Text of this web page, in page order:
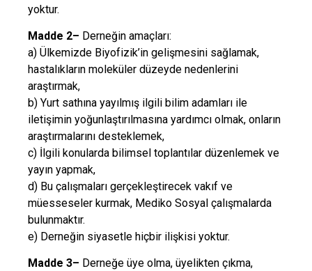
yoktur.
Madde 2– Derneğin amaçları:
a) Ülkemizde Biyofizik’in gelişmesini sağlamak,
hastalıkların moleküler düzeyde nedenlerini
araştırmak,
b) Yurt sathına yayılmış ilgili bilim adamları ile
iletişimin yoğunlaştırılmasına yardımcı olmak, onların
araştırmalarını desteklemek,
c) İlgili konularda bilimsel toplantılar düzenlemek ve
yayın yapmak,
d) Bu çalışmaları gerçekleştirecek vakıf ve
müesseseler kurmak, Mediko Sosyal çalışmalarda
bulunmaktır.
e) Derneğin siyasetle hiçbir ilişkisi yoktur.
Madde 3– Derneğe üye olma, üyelikten çıkma,